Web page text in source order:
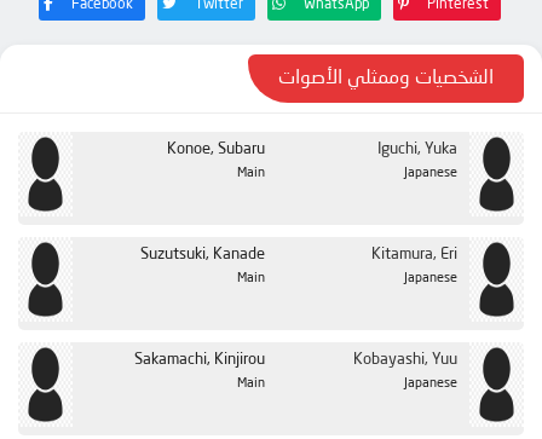
Facebook Twitter WhatsApp Pinterest
الشخصيات وممثلي الأصوات
Konoe, Subaru
Main
Iguchi, Yuka
Japanese
Suzutsuki, Kanade
Main
Kitamura, Eri
Japanese
Sakamachi, Kinjirou
Main
Kobayashi, Yuu
Japanese